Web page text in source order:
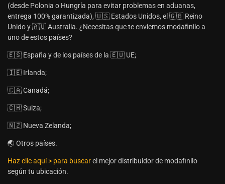
(desde Polonia o Hungría para evitar problemas en aduanas,
entrega 100% garantizada), 🇺🇸 Estados Unidos, el 🇬🇧 Reino
Unido y 🇦🇺 Australia. ¿Necesitas que te enviemos modafinilo a
uno de estos países?
🇪🇸 España y de los países de la 🇪🇺 UE;
🇮🇪 Irlanda;
🇨🇦 Canadá;
🇨🇭 Suiza;
🇳🇿 Nueva Zelanda;
🌏 Otros países.
Haz clic aquí > para buscarel mejor distribuidor de modafinilo
según tu ubicación.